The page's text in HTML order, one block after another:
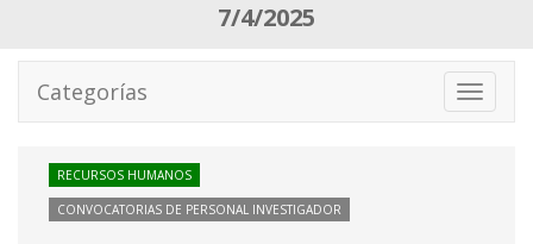
7/4/2025
Toggle
Categorías
RECURSOS HUMANOS
CONVOCATORIAS DE PERSONAL INVESTIGADOR